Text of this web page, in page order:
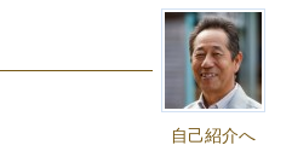
自己紹介へ